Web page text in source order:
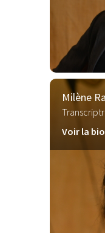
Milène
Voir la